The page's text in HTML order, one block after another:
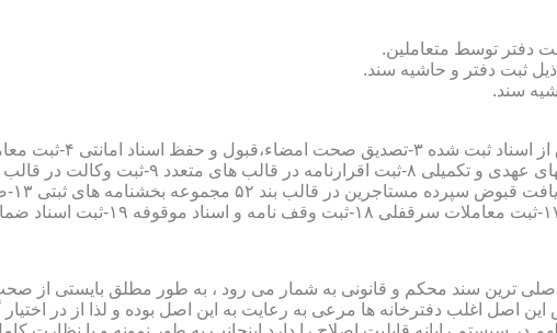
اصلی ترین سند محکم و قانونی به شمار می رود ، به طور مطلق بایستی از
اغلب دفترخانه ها مرعی به رعایت به این اصل بوده و لذا از در اختیار